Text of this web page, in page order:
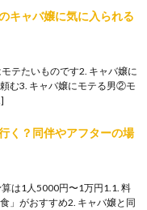
キャバ嬢に気に入られる
テたいものです2. キャバ嬢に
む3. キャバ嬢にモテる男②モ
く？同伴やアフターの場
は1人5000円〜1万円1.1. 料
」がおすすめ2. キャバ嬢と同